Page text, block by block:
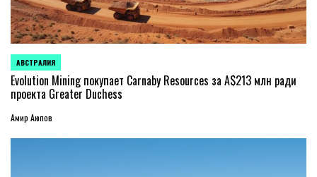
ОПУБЛИКОВАНО
В
АВСТРАЛИЯ
Evolution Mining покупает Carnaby Resources за A$213 млн ради
проекта Greater Duchess
Амир Аюпов